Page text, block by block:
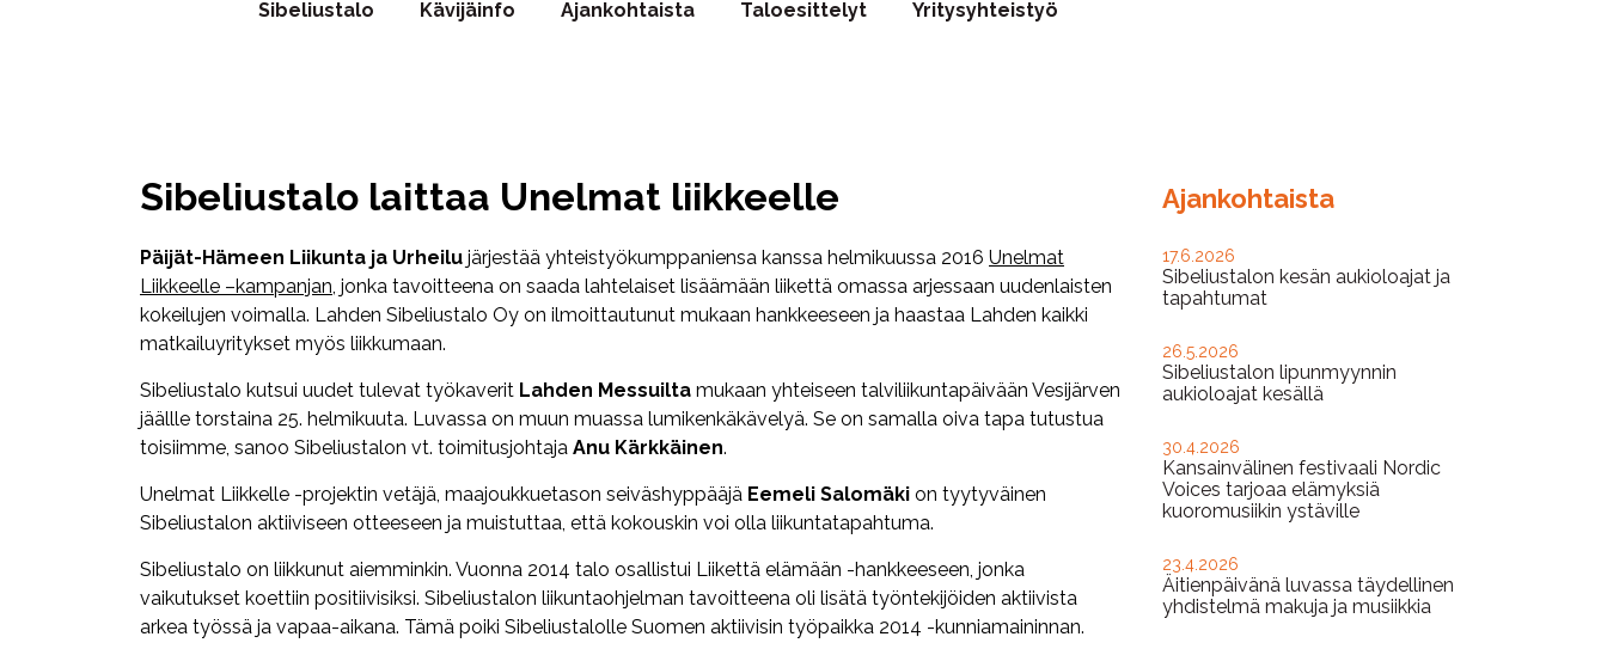
Sibeliustalo Kävijäinfo Ajankohtaista Taloesittelyt Yritysyhteistyö
Sibeliustalo laittaa Unelmat liikkeelle
Päijät-Hämeen Liikunta ja Urheilu järjestää yhteistyökumppaniensa kanssa helmikuussa 2016 Unelmat
Liikkeelle –kampanjan, jonka tavoitteena on saada lahtelaiset lisäämään liikettä omassa arjessaan uudenlaisten
kokeilujen voimalla. Lahden Sibeliustalo Oy on ilmoittautunut mukaan hankkeeseen ja haastaa Lahden kaikki
matkailuyritykset myös liikkumaan.
Sibeliustalo kutsui uudet tulevat työkaverit Lahden Messuilta mukaan yhteiseen talviliikuntapäivään Vesijärven
jäällle torstaina 25. helmikuuta. Luvassa on muun muassa lumikenkäkävelyä. Se on samalla oiva tapa tutustua
toisiimme, sanoo Sibeliustalon vt. toimitusjohtaja Anu Kärkkäinen.
Unelmat Liikkelle -projektin vetäjä, maajoukkuetason seiväshyppääjä Eemeli Salomäki on tyytyväinen
Sibeliustalon aktiiviseen otteeseen ja muistuttaa, että kokouskin voi olla liikuntatapahtuma.
Sibeliustalo on liikkunut aiemminkin. Vuonna 2014 talo osallistui Liikettä elämään -hankkeeseen, jonka
vaikutukset koettiin positiivisiksi. Sibeliustalon liikuntaohjelman tavoitteena oli lisätä työntekijöiden aktiivista
arkea työssä ja vapaa-aikana. Tämä poiki Sibeliustalolle Suomen aktiivisin työpaikka 2014 -kunniamaininnan.
Ajankohtaista
17.6.2026
Sibeliustalon kesän aukioloajat ja
tapahtumat
26.5.2026
Sibeliustalon lipunmyynnin
aukioloajat kesällä
30.4.2026
Kansainvälinen festivaali Nordic
Voices tarjoaa elämyksiä
kuoromusiikin ystäville
23.4.2026
Äitienpäivänä luvassa täydellinen
yhdistelmä makuja ja musiikkia